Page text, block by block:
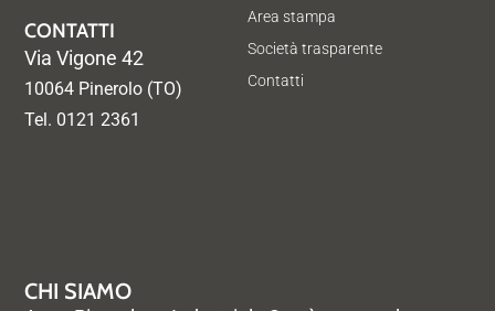
CHI SIAMO
Area stampa
Società trasparente
Contatti
CONTATTI
Via Vigone 42
10064 Pinerolo (TO)
Tel. 0121 2361